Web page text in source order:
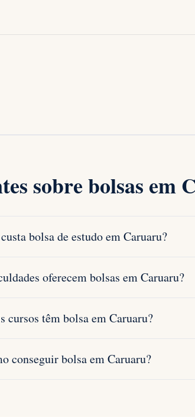
sobre bolsas em
bolsa de estudo em Caruaru?
oferecem bolsas em Caruaru?
cursos têm bolsa em Caruaru?
conseguir bolsa em Caruaru?